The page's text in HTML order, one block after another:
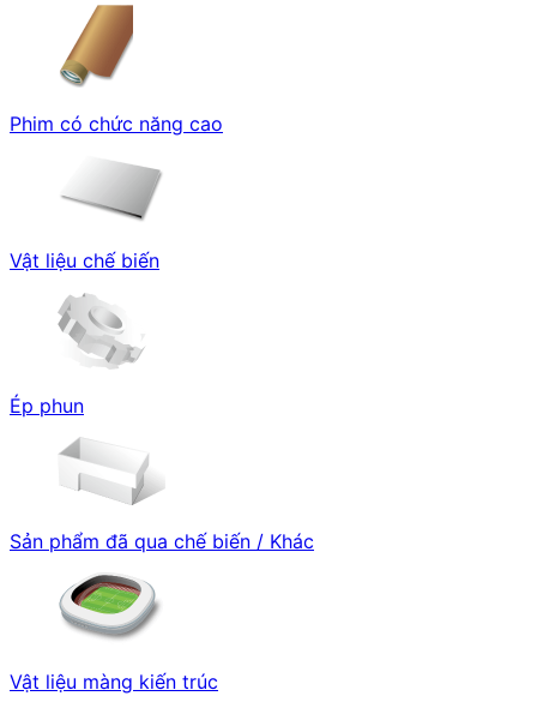
Phim có chức năng cao
Vật liệu chế biến
Ép phun
Sản phẩm đã qua chế biến / Khác
Vật liệu màng kiến trúc